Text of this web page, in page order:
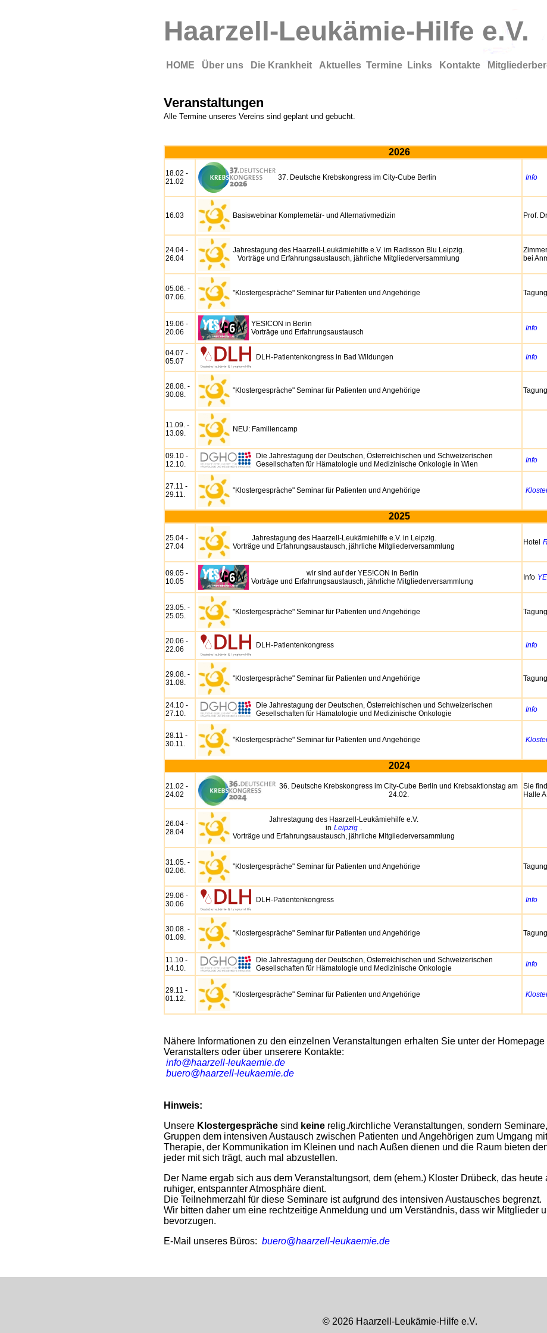
Haarzell-Leukämie-Hilfe e.V.
HOME Über uns Die Krankheit Aktuelles Termine Links Kontakte
Veranstaltungen
Alle Termine unseres Vereins sind geplant und gebucht.
2026
18.02 -
21.02
37. Deutsche Krebskongress im City-Cube Berlin Info
16.03 Basiswebinar Komplemetär- und Alternativmedizin Prof.
24.04 -
26.04
Jahrestagung des Haarzell-Leukämiehilfe e.V. im Radisson Blu Leipzig.
Vorträge und Erfahrungsaustausch, jährliche Mitgliederversammlung
bei
05.06. -
07.06.
"Klostergespräche" Seminar für Patienten und Angehörige
19.06 -
20.06
YES!CON in Berlin
Vorträge und Erfahrungsaustausch
Info
04.07 -
05.07
DLH-Patientenkongress in Bad Wildungen Info
28.08. -
30.08.
"Klostergespräche" Seminar für Patienten und Angehörige
11.09. -
13.09.
NEU: Familiencamp
09.10 -
12.10.
Die Jahrestagung der Deutschen, Österreichischen und Schweizerischen
Gesellschaften für Hämatologie und Medizinische Onkologie in Wien
Info
27.11 -
29.11.
"Klostergespräche" Seminar für Patienten und Angehörige
2025
25.04 -
27.04
Jahrestagung des Haarzell-Leukämiehilfe e.V. in Leipzig.
Vorträge und Erfahrungsaustausch, jährliche Mitgliederversammlung
Hotel
09.05 -
10.05
wir sind auf der YES!CON in Berlin
Vorträge und Erfahrungsaustausch, jährliche Mitgliederversammlung
Info
23.05. -
25.05.
"Klostergespräche" Seminar für Patienten und Angehörige
20.06 -
22.06
DLH-Patientenkongress Info
29.08. -
31.08.
"Klostergespräche" Seminar für Patienten und Angehörige
24.10 -
27.10.
Die Jahrestagung der Deutschen, Österreichischen und Schweizerischen
Gesellschaften für Hämatologie und Medizinische Onkologie
Info
28.11 -
30.11.
"Klostergespräche" Seminar für Patienten und Angehörige
2024
21.02 -
24.02
36. Deutsche Krebskongress im City-Cube Berlin und Krebsaktionstag am
24.02.
Sie
Halle
26.04 -
28.04
Jahrestagung des Haarzell-Leukämiehilfe e.V.
in Leipzig
Vorträge und Erfahrungsaustausch, jährliche Mitgliederversammlung
31.05. -
02.06.
"Klostergespräche" Seminar für Patienten und Angehörige
29.06 -
30.06
DLH-Patientenkongress Info
30.08. -
01.09.
"Klostergespräche" Seminar für Patienten und Angehörige
11.10 -
14.10.
Die Jahrestagung der Deutschen, Österreichischen und Schweizerischen
Gesellschaften für Hämatologie und Medizinische Onkologie
Info
29.11 -
01.12.
"Klostergespräche" Seminar für Patienten und Angehörige
Nähere Informationen zu den einzelnen Veranstaltungen erhalten Sie unter der
Veranstalters oder über unserere Kontakte:
info@haarzell-leukaemie.de
buero@haarzell-leukaemie.de
Hinweis:
Unsere Klostergespräche sind keine relig./kirchliche Veranstaltungen, sondern
Gruppen dem intensiven Austausch zwischen Patienten und Angehörigen zum Umgang
Therapie, der Kommunikation im Kleinen und nach Außen dienen und die Raum bieten
jeder mit sich trägt, auch mal abzustellen.
Der Name ergab sich aus dem Veranstaltungsort, dem (ehem.) Kloster Drübeck, das heute
ruhiger, entspannter Atmosphäre dient.
Die Teilnehmerzahl für diese Seminare ist aufgrund des intensiven Austausches begrenzt.
Wir bitten daher um eine rechtzeitige Anmeldung und um Verständnis, dass wir Mitglieder
bevorzugen.
E-Mail unseres Büros: buero@haarzell-leukaemie.de
© 2026 Haarzell-Leukämie-Hilfe e.V.